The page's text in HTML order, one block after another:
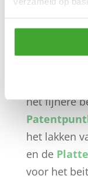
vermogen
perfecte
het fijnere
het lakken
en de
voor het